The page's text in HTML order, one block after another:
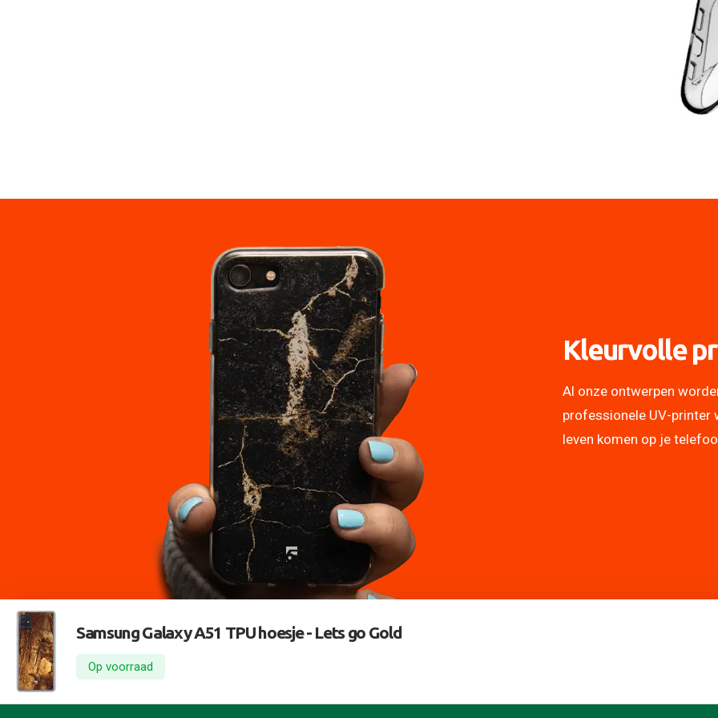
Kleurvolle
Al onze ontwerpen
professionele UV-printer
leven komen op je
Samsung Galaxy A51 TPU hoesje -Lets go Gold
Op voorraad